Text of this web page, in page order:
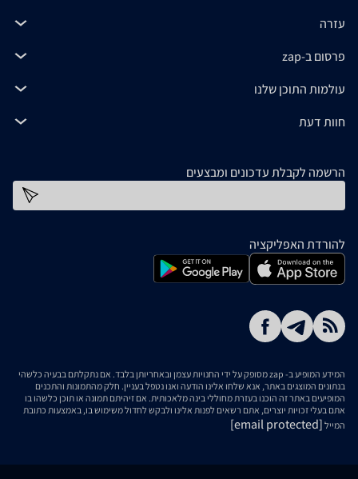
עזרה
פרסום ב-zap
עולמות התוכן שלנו
חוות דעת
הרשמה לקבלת עדכונים ומבצעים
להורדת האפליקציה
המידע המופיע ב- zap מסופק על ידי החנויות עצמן ובאחריותן בלבד. אם נתקלתם בבעיה כלשהי
בנתונים המוצגים באתר, אנא שלחו אלינו הודעה ואנו נטפל בעניין. חלק מהתמונות והתכנים
המופיעים באתר זה הוכנו בעזרת מחוללי בינה מלאכותית. אם זיהיתם תמונה או תוכן כלשהו בו
אתם בעלי זכויות יוצרים, אתם רשאים לפנות אלינו ולבקש לחדול משימוש בו, באמצעות כתובת
המייל [email protected]